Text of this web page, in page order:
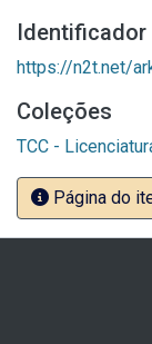
Identificador
https://n2t.net/
Coleções
TCC -
Página do